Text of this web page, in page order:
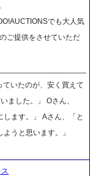
でも大人気
ご提供をさせていただ
いたのが、安く買えて
ました。」 Oさん、
します。」 Aさん、「と
うと思います。」